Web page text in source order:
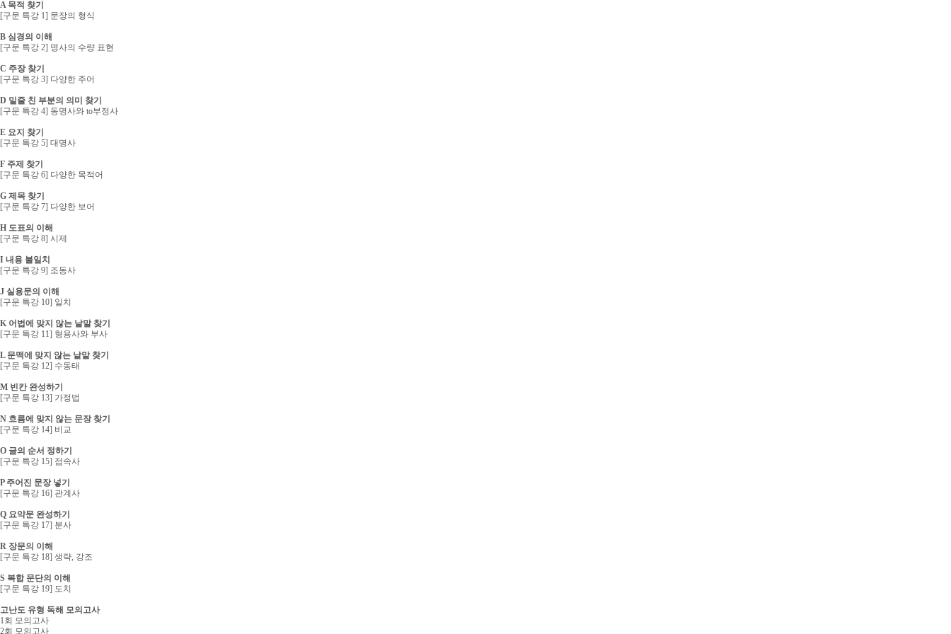
A 목적 찾기
[구문 특강 1] 문장의 형식
B 심경의 이해
[구문 특강 2] 명사의 수량 표현
C 주장 찾기
[구문 특강 3] 다양한 주어
D 밑줄 친 부분의 의미 찾기
[구문 특강 4] 동명사와 to부정사
E 요지 찾기
[구문 특강 5] 대명사
F 주제 찾기
[구문 특강 6] 다양한 목적어
G 제목 찾기
[구문 특강 7] 다양한 보어
H 도표의 이해
[구문 특강 8] 시제
I 내용 불일치
[구문 특강 9] 조동사
J 실용문의 이해
[구문 특강 10] 일치
K 어법에 맞지 않는 낱말 찾기
[구문 특강 11] 형용사와 부사
L 문맥에 맞지 않는 낱말 찾기
[구문 특강 12] 수동태
M 빈칸 완성하기
[구문 특강 13] 가정법
N 흐름에 맞지 않는 문장 찾기
[구문 특강 14] 비교
O 글의 순서 정하기
[구문 특강 15] 접속사
P 주어진 문장 넣기
[구문 특강 16] 관계사
Q 요약문 완성하기
[구문 특강 17] 분사
R 장문의 이해
[구문 특강 18] 생략, 강조
S 복합 문단의 이해
[구문 특강 19] 도치
고난도 유형 독해 모의고사
1회 모의고사
2회 모의고사